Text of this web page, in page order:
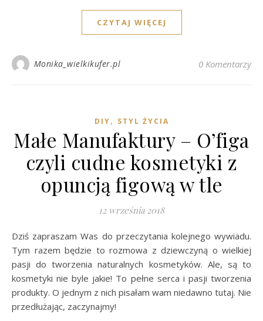
CZYTAJ WIĘCEJ
Monika_wielkikufer.pl 0 Komentarzy
DIY, STYL ŻYCIA
Małe Manufaktury – O’figa
czyli cudne kosmetyki z
opuncją figową w tle
12 września 2018
Dziś zapraszam Was do przeczytania kolejnego wywiadu.
Tym razem będzie to rozmowa z dziewczyną o wielkiej
pasji do tworzenia naturalnych kosmetyków. Ale, są to
kosmetyki nie byle jakie! To pełne serca i pasji tworzenia
produkty. O jednym z nich pisałam wam niedawno tutaj. Nie
przedłużając, zaczynajmy!